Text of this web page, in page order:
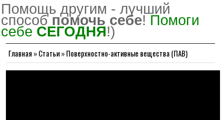
Помощь другим - лучший
способ помочь себе! Помоги
себе СЕГОДНЯ!)
Главная »Статьи»Поверхностно-активные вещества (ПАВ)